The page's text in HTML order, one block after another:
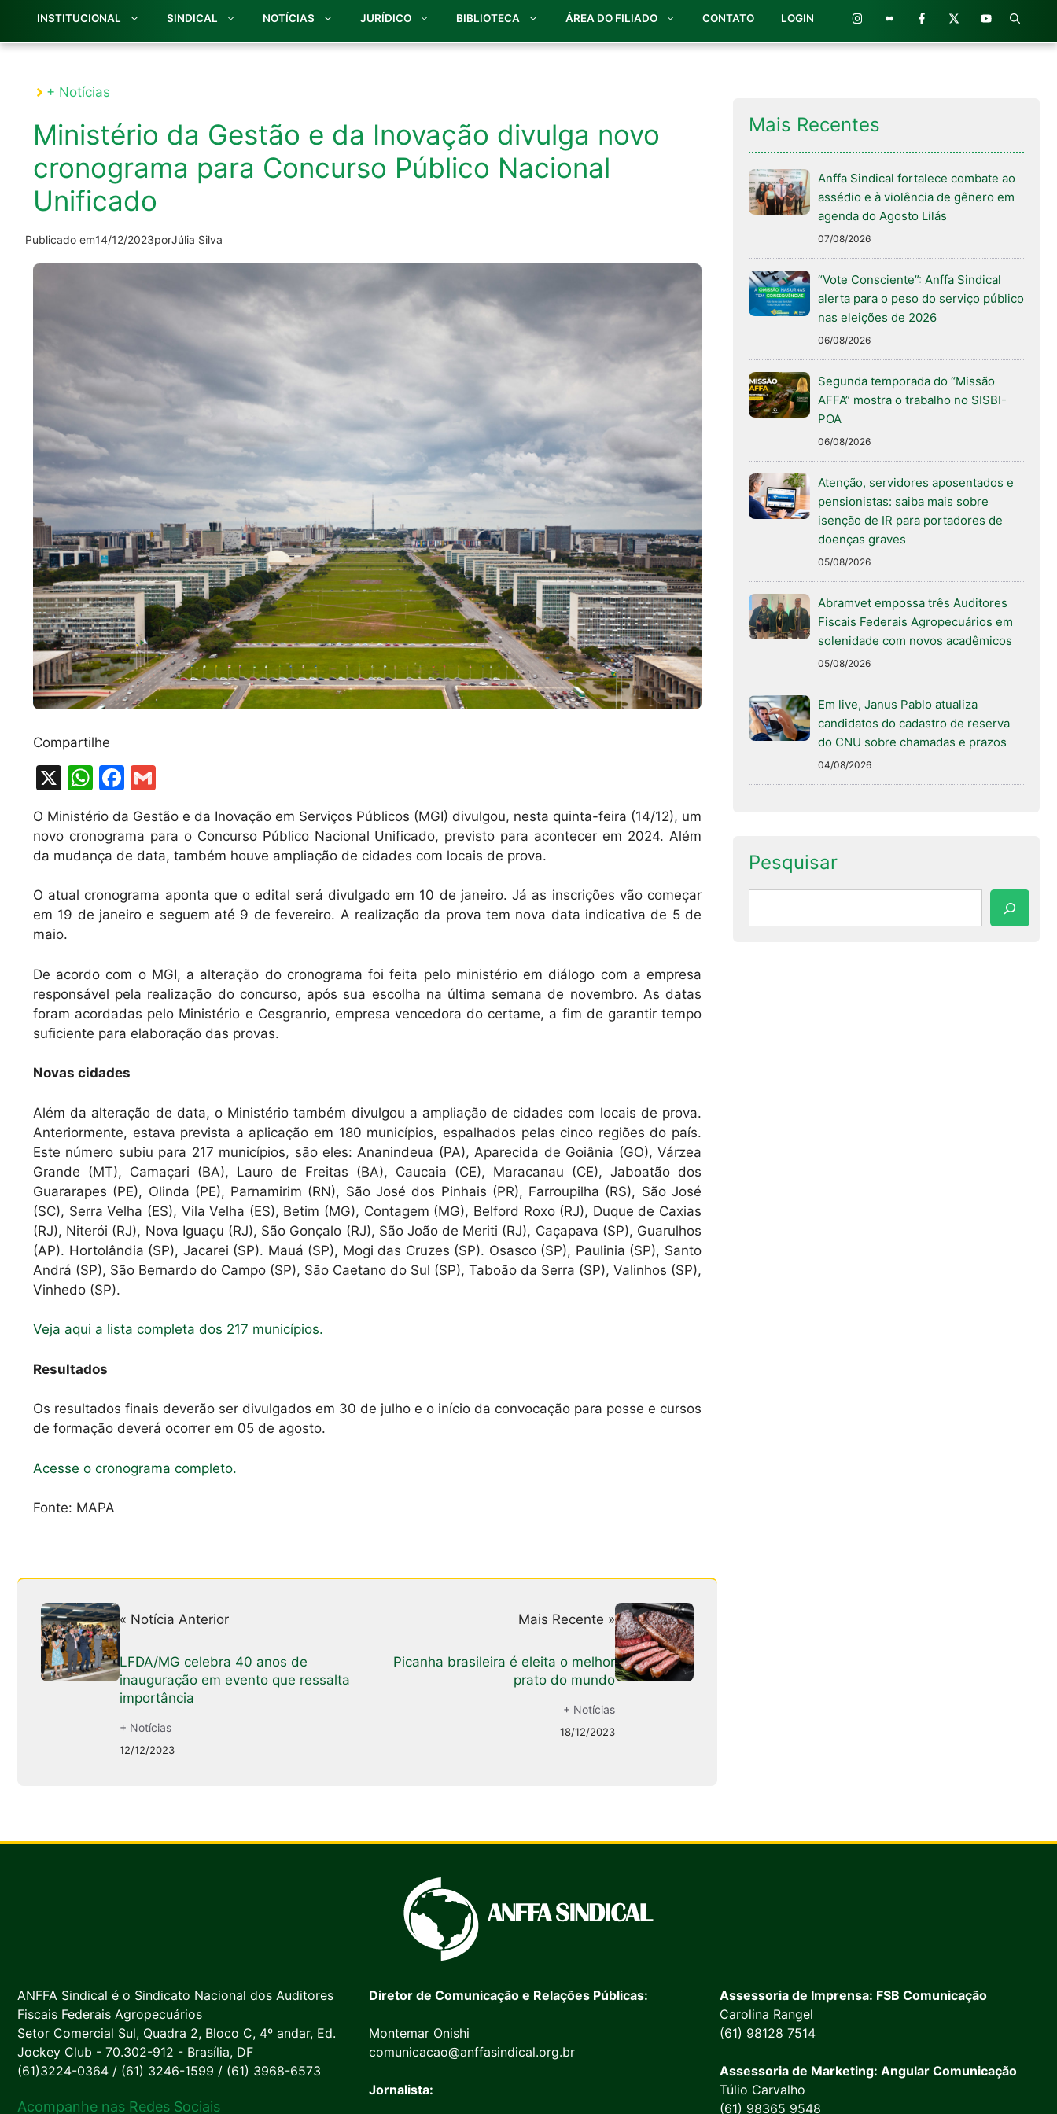
INSTITUCIONAL SINDICAL NOTÍCIAS JURÍDICO BIBLIOTECA ÁREA DO FILIADO CONTATO LOGIN
+ Notícias
Ministério da Gestão e da Inovação divulga novo
cronograma para Concurso Público Nacional
Unificado
Publicado em14/12/2023porJúlia Silva
Compartilhe
X
W
h
at
s
p
p
F
a
c
e
o
o
m
ai
l
O Ministério da Gestão e da Inovação em Serviços Públicos (MGI) divulgou, nesta quinta-feira (14/12), um
novo cronograma para o Concurso Público Nacional Unificado, previsto para acontecer em 2024. Além
da mudança de data, também houve ampliação de cidades com locais de prova.
O atual cronograma aponta que o edital será divulgado em 10 de janeiro. Já as inscrições vão começar
em 19 de janeiro e seguem até 9 de fevereiro. A realização da prova tem nova data indicativa de 5 de
maio.
De acordo com o MGI, a alteração do cronograma foi feita pelo ministério em diálogo com a empresa
responsável pela realização do concurso, após sua escolha na última semana de novembro. As datas
foram acordadas pelo Ministério e Cesgranrio, empresa vencedora do certame, a fim de garantir tempo
suficiente para elaboração das provas.
Novas cidades
Além da alteração de data, o Ministério também divulgou a ampliação de cidades com locais de prova.
Anteriormente, estava prevista a aplicação em 180 municípios, espalhados pelas cinco regiões do país.
Este número subiu para 217 municípios, são eles: Ananindeua (PA), Aparecida de Goiânia (GO), Várzea
Grande (MT), Camaçari (BA), Lauro de Freitas (BA), Caucaia (CE), Maracanau (CE), Jaboatão dos
Guararapes (PE), Olinda (PE), Parnamirim (RN), São José dos Pinhais (PR), Farroupilha (RS), São José
(SC), Serra Velha (ES), Vila Velha (ES), Betim (MG), Contagem (MG), Belford Roxo (RJ), Duque de Caxias
(RJ), Niterói (RJ), Nova Iguaçu (RJ), São Gonçalo (RJ), São João de Meriti (RJ), Caçapava (SP), Guarulhos
(AP). Hortolândia (SP), Jacarei (SP). Mauá (SP), Mogi das Cruzes (SP). Osasco (SP), Paulinia (SP), Santo
Andrá (SP), São Bernardo do Campo (SP), São Caetano do Sul (SP), Taboão da Serra (SP), Valinhos (SP),
Vinhedo (SP).
Veja aqui a lista completa dos 217 municípios.
Resultados
Os resultados finais deverão ser divulgados em 30 de julho e o início da convocação para posse e cursos
de formação deverá ocorrer em 05 de agosto.
Acesse o cronograma completo.
Fonte: MAPA
« Notícia Anterior
LFDA/MG celebra 40 anos de
inauguração em evento que ressalta
importância
+ Notícias
12/12/2023
Mais Recente »
Picanha brasileira é eleita o melhor
prato do mundo
+ Notícias
18/12/2023
Mais Recentes
Anffa Sindical fortalece combate ao
assédio e à violência de gênero em
agenda do Agosto Lilás
07/08/2026
“Vote Consciente”: Anffa Sindical
alerta para o peso do serviço público
nas eleições de 2026
06/08/2026
Segunda temporada do “Missão
AFFA” mostra o trabalho no SISBI-
POA
06/08/2026
Atenção, servidores aposentados e
pensionistas: saiba mais sobre
isenção de IR para portadores de
doenças graves
05/08/2026
Abramvet empossa três Auditores
Fiscais Federais Agropecuários em
solenidade com novos acadêmicos
05/08/2026
Em live, Janus Pablo atualiza
candidatos do cadastro de reserva
do CNU sobre chamadas e prazos
04/08/2026
Pesquisar
ANFFA Sindical é o Sindicato Nacional dos Auditores
Fiscais Federais Agropecuários
Setor Comercial Sul, Quadra 2, Bloco C, 4º andar, Ed.
Jockey Club - 70.302-912 - Brasília, DF
(61)3224-0364 / (61) 3246-1599 / (61) 3968-6573
Acompanhe nas Redes Sociais
Diretor de Comunicação e Relações Públicas:
Montemar Onishi
comunicacao@anffasindical.org.br
Jornalista:
Assessoria de Imprensa: FSB Comunicação
Carolina Rangel
(61) 98128 7514
Assessoria de Marketing: Angular Comunicação
Túlio Carvalho
(61) 98365 9548